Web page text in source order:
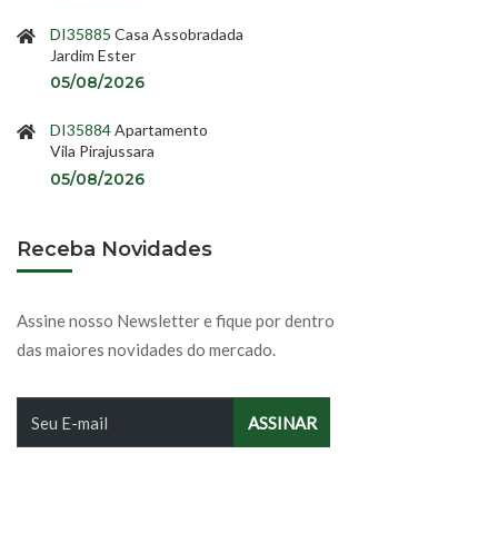
DI35885 Casa Assobradada
Jardim Ester
05/08/2026
DI35884Apartamento
Vila Pirajussara
05/08/2026
Receba Novidades
Assine nosso Newsletter e fique por dentro
das maiores novidades do mercado.